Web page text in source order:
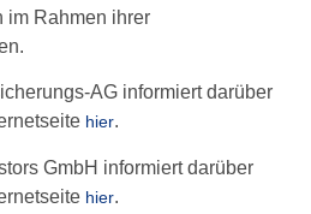
im Rahmen ihrer
AG informiert darüber
hier.
GmbH informiert darüber
hier.